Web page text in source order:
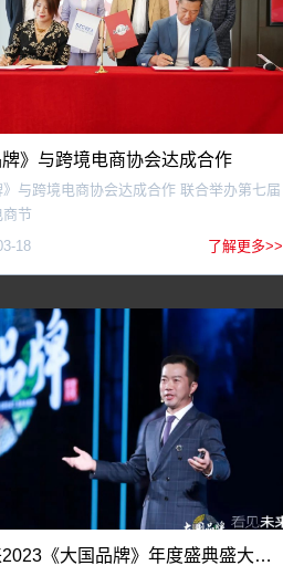
牌》与跨境电商协会达成合作
》与跨境电商协会达成合作 联合举办第七届
节
18
了解更多>>
看见未来2023《大国品牌》年度盛典盛大启幕